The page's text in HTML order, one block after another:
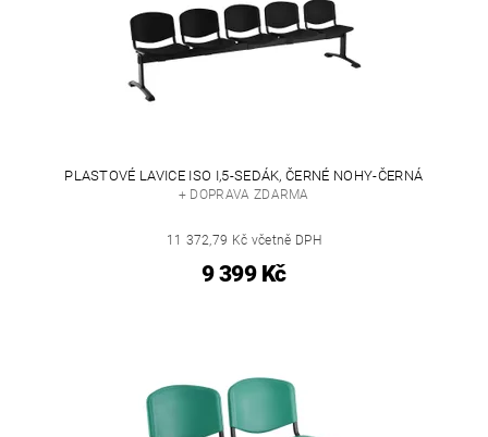
PLASTOVÉ LAVICE ISO I,5-SEDÁK, ČERNÉ NOHY-ČERNÁ
+ DOPRAVA ZDARMA
11 372,79 Kč včetně DPH
9 399 Kč